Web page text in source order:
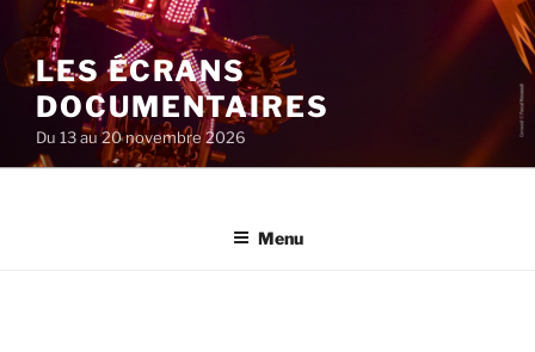
au
contenu
principal
LES ÉCRANS
DOCUMENTAIRES
Du 13 au 20 novembre 2026
Menu